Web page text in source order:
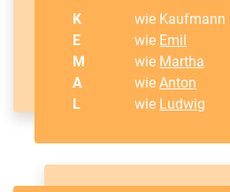
K
wie Kaufmann
E
wie Emil
M
wie Martha
A
wieAnton
L
wie Ludwig